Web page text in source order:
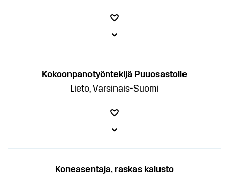
Kokoonpanotyöntekijä Puuosastolle
Lieto, Varsinais-Suomi
Koneasentaja, raskas kalusto